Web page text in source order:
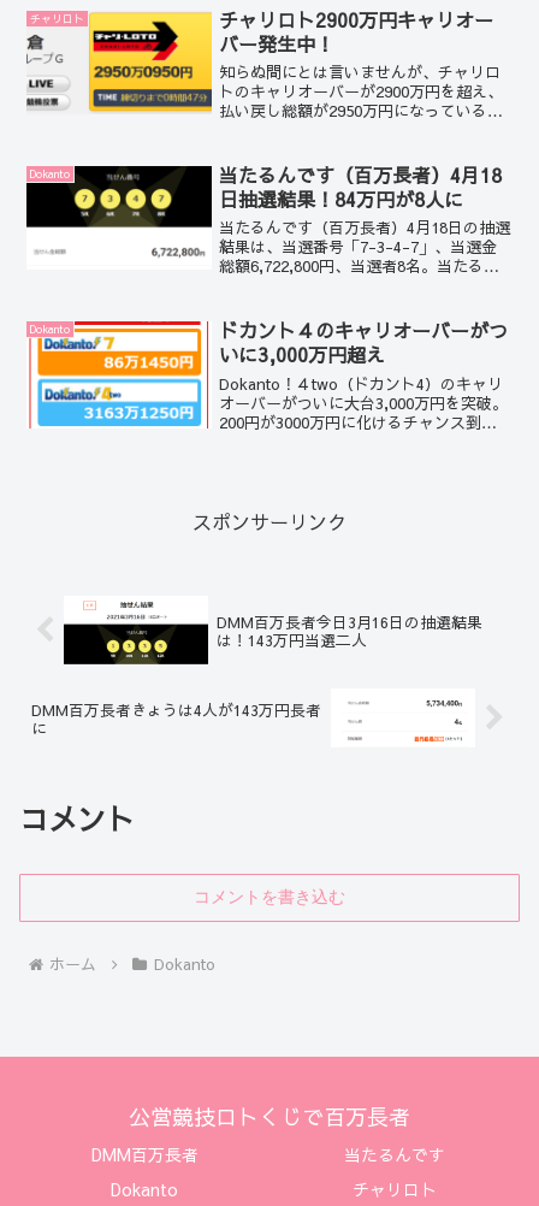
杯」。全て7車立てになるので、ドカント
４的中確率な約17万分の1、9車立ての約
170万分の1に比べると10倍、的中率が高
くなります。
チャリロト
チャリロト2900万円キャリオー
バー発生中！
知らぬ間にとは言いませんが、チャリロ
トのキャリオーバーが2900万円を超え、
払い戻し総額が2950万円になっているで
いるなんて。Dokanto！(ドカント）のよ
うにキャリオーバーが多くなってきても
それほど、キャリオーバーが増えてこな
いんですよね。
Dokanto
当たるんです（百万長者）4月18
日抽選結果！84万円が8人に
当たるんです（百万長者）4月18日の抽選
結果は、当選番号「7-3-4-7」、当選金
総額6,722,800円、当選者8名。当たるん
Dokanto
ドカント４のキャリオーバーがつ
いに3,000万円超え
Dokanto！４two（ドカント4）のキャリ
オーバーがついに大台3,000万円を突破。
200円が3000万円に化けるチャンス到来
いたので（ボクも残っていました）、今
日は的中者が出てしまうのでは（自分が
のは久しぶり。（ボクはこの時点でアウ
トでした）
スポンサーリンク
DMM百万長者今日3月16日の抽選結果
は！143万円当選二人
DMM百万長者きょうは4人が143万円長者
に
コメント
コメントを書き込む
ホーム Dokanto
公営競技ロトくじで百万長者
DMM百万長者
当たるんです
Dokanto
チャリロト